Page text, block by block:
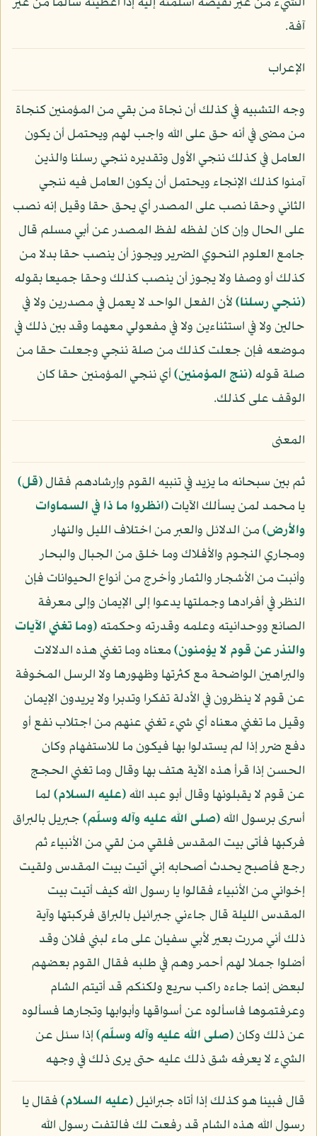
آفة.
الإعراب
وجه التشبيه في كذلك أن نجاة من بقي من المؤمنين كنجاة
من مضى في أنه حق على الله واجب لهم ويحتمل أن يكون
العامل في كذلك ننجي الأول وتقديره ننجي رسلنا والذين
آمنوا كذلك الإنجاء ويحتمل أن يكون العامل فيه ننجي
الثاني وحقا نصب على المصدر أي يحق حقا وقيل إنه نصب
على الحال وإن كان لفظه لفظ المصدر عن أبي مسلم قال
جامع العلوم النحوي الضرير ويجوز أن ينصب حقا بدلا من
كذلك أو وصفا ولا يجوز أن ينصب كذلك وحقا جميعا بقوله
﴿ننجي رسلنا﴾لأن الفعل الواحد لا يعمل في مصدرين ولا في
حالين ولا في استثناءين ولا في مفعولي معهما وقد بين ذلك في
موضعه فإن جعلت كذلك من صلة ننجي وجعلت حقا من
صلة قوله﴿ننج المؤمنين﴾أي ننجي المؤمنين حقا كان
الوقف على كذلك.
المعنى
ثم بين سبحانه ما يزيد في تنبيه القوم وإرشادهم فقال﴿قل﴾
يا محمد لمن يسألك الآيات﴿انظروا ما ذا في السماوات
والأرض﴾من الدلائل والعبر من اختلاف الليل والنهار
ومجاري النجوم والأفلاك وما خلق من الجبال والبحار
وأنبت من الأشجار والثمار وأخرج من أنواع الحيوانات فإن
النظر في أفرادها وجملتها يدعوا إلى الإيمان وإلى معرفة
الصانع ووحدانيته وعلمه وقدرته وحكمته﴿وما تغني الآيات
والنذر عن قوم لا يؤمنون﴾معناه وما تغني هذه الدلالات
والبراهين الواضحة مع كثرتها وظهورها ولا الرسل المخوفة
عن قوم لا ينظرون في الأدلة تفكرا وتدبرا ولا يريدون الإيمان
وقيل ما تغني معناه أي شيء تغني عنهم من اجتلاب نفع أو
دفع ضرر إذا لم يستدلوا بها فيكون ما للاستفهام وكان
الحسن إذا قرأ هذه الآية هتف بها وقال وما تغني الحجج
عن قوم لا يقبلونها وقال أبو عبد الله(عليه السلام)لما
أسرى برسول الله(صلى الله عليه وآله وسلّم)جبريل بالبراق
فركبها فأتى بيت المقدس فلقي من لقي من الأنبياء ثم
رجع فأصبح يحدث أصحابه إني أتيت بيت المقدس ولقيت
إخواني من الأنبياء فقالوا يا رسول الله كيف أتيت بيت
المقدس الليلة قال جاءني جبرائيل بالبراق فركبتها وآية
ذلك أني مررت بعير لأبي سفيان على ماء لبني فلان وقد
أضلوا جملا لهم أحمر وهم في طلبه فقال القوم بعضهم
لبعض إنما جاءه راكب سريع ولكنكم قد أتيتم الشام
وعرفتموها فاسألوه عن أسواقها وأبوابها وتجارها فسألوه
عن ذلك وكان(صلى الله عليه وآله وسلّم)إذا سئل عن
الشيء لا يعرفه شق ذلك عليه حتى يرى ذلك في وجهه
قال فبينا هو كذلك إذا أتاه جبرائيل(عليه السلام)فقال يا
رسول الله هذه الشام قد رفعت لك فالتفت رسول الله